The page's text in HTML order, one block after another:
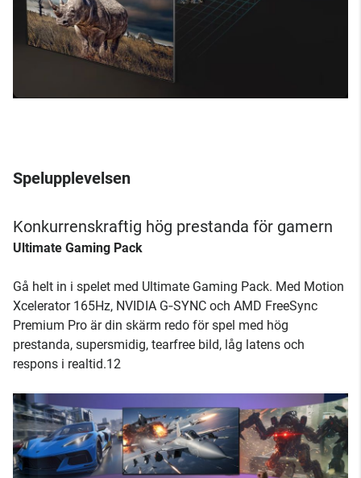
Spelupplevelsen
Konkurrenskraftig hög prestanda för gamern
Ultimate Gaming Pack
Gå helt in i spelet med Ultimate Gaming Pack. Med Motion
Xcelerator 165Hz, NVIDIA G‑SYNC och AMD FreeSync
Premium Pro är din skärm redo för spel med hög
prestanda, supersmidig, tearfree bild, låg latens och
respons i realtid.12